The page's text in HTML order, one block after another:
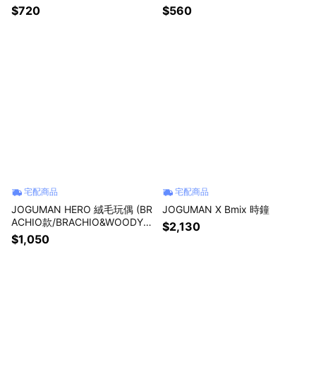
$720 $560
宅配商品
JOGUMAN HERO 絨毛玩偶 (BR
ACHIO款/BRACHIO&WOODY
款)
$1,050
宅配商品
JOGUMAN X Bmix 時鐘
$2,130